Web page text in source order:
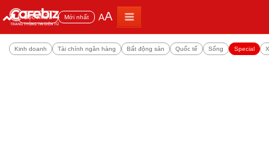
Đọc nhiều Mới nhất AA
Kinh doanh Tài chính ngân hàng Bất động sản Quốc tế Sống Special